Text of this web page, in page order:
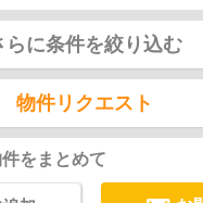
らに条件を絞り込む
物件リクエスト
をまとめて